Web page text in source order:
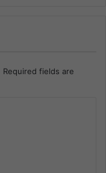
Required fields are